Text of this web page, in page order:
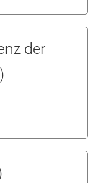
der